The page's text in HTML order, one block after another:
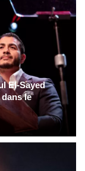
El-Sayed
le